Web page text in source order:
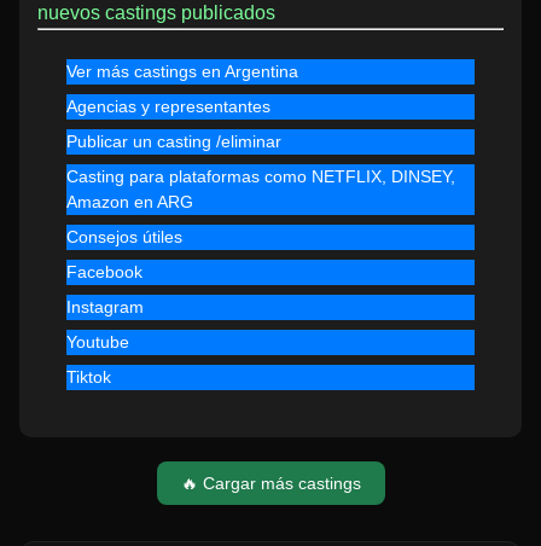
nuevos castings publicados
Ver más castings en Argentina
Agencias y representantes
Publicar un casting /eliminar
Casting para plataformas como NETFLIX, DINSEY,
Amazon en ARG
Consejos útiles
Facebook
Instagram
Youtube
Tiktok
🔥 Cargar más castings